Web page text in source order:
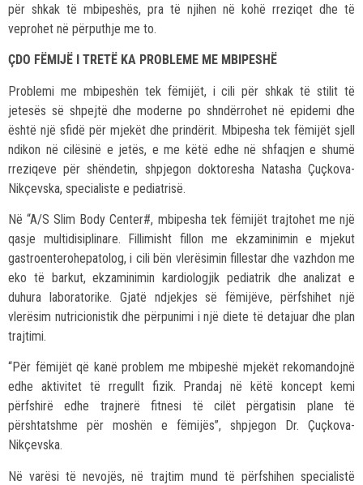
për shkak të mbipeshës, pra të njihen në kohë rreziqet dhe të
veprohet në përputhje me to.
ÇDO FËMIJË I TRETË KA PROBLEME ME MBIPESHË
Problemi me mbipeshën tek fëmijët, i cili për shkak të stilit të
jetesës së shpejtë dhe moderne po shndërrohet në epidemi dhe
është një sfidë për mjekët dhe prindërit. Mbipesha tek fëmijët sjell
ndikon në cilësinë e jetës, e me këtë edhe në shfaqjen e shumë
rreziqeve për shëndetin, shpjegon doktoresha Natasha Çuçkova-
Nikçevska, specialiste e pediatrisë.
Në “A/S Slim Body Center#, mbipesha tek fëmijët trajtohet me një
qasje multidisiplinare. Fillimisht fillon me ekzaminimin e mjekut
gastroenterohepatolog, i cili bën vlerësimin fillestar dhe vazhdon me
eko të barkut, ekzaminimin kardiologjik pediatrik dhe analizat e
duhura laboratorike. Gjatë ndjekjes së fëmijëve, përfshihet një
vlerësim nutricionistik dhe përpunimi i një diete të detajuar dhe plan
trajtimi.
“Për fëmijët që kanë problem me mbipeshë mjekët rekomandojnë
edhe aktivitet të rregullt fizik. Prandaj në këtë koncept kemi
përfshirë edhe trajnerë fitnesi të cilët përgatisin plane të
përshtatshme për moshën e fëmijës”, shpjegon Dr. Çuçkova-
Nikçevska.
Në varësi të nevojës, në trajtim mund të përfshihen specialistë